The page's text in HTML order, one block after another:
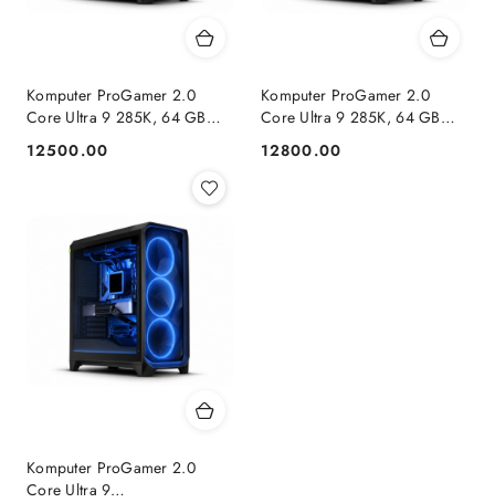
Komputer ProGamer 2.0
Core Ultra 9 285K, 64 GB
RAM, 2 TB SSD, RTX™ 5070,
WINDOWS 11
Cena:
12500.00
Komputer ProGamer 2.0
Core Ultra 9 285K, 64 GB
RAM, 2 TB SSD, RX™ 9070
XT, WINDOWS 11
Cena:
12800.00
Komputer ProGamer 2.0
Core Ultra 9